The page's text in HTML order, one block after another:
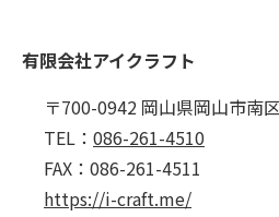
有限会社アイクラフト
〒700-0942 岡山県岡山市南
TEL： 086-261-4510
FAX：086-261-4511
https://i-craft.me/